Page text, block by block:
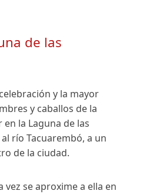
de las
y la mayor
y caballos de la
la Laguna de las
río Tacuarembó, a un
de la ciudad.
se aproxime a ella en